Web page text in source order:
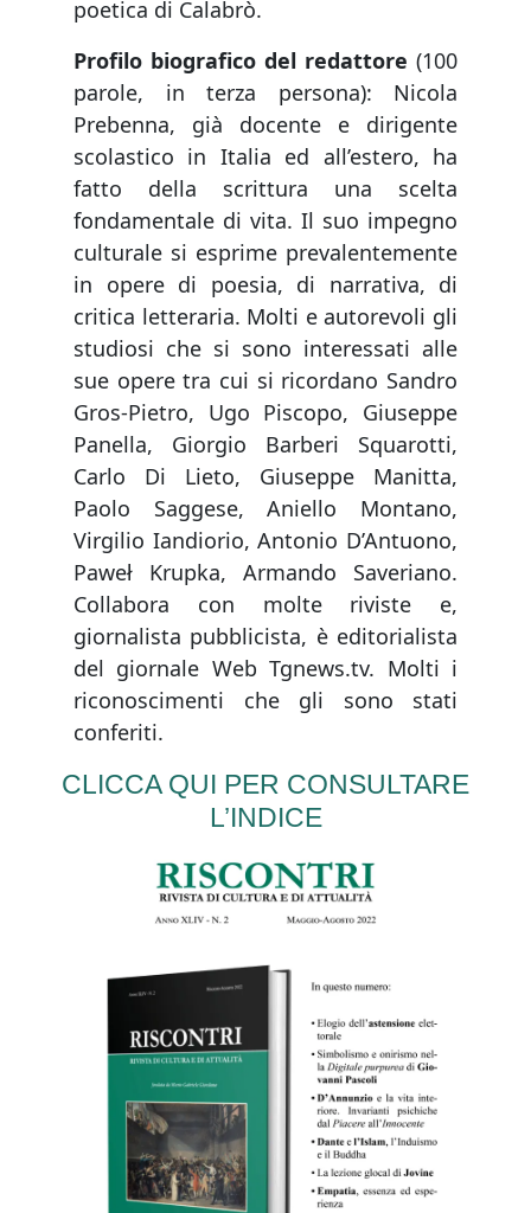
poetica di Calabrò.
Profilo biografico del redattore (100
parole, in terza persona): Nicola
Prebenna, già docente e dirigente
scolastico in Italia ed all’estero, ha
fatto della scrittura una scelta
fondamentale di vita. Il suo impegno
culturale si esprime prevalentemente
in opere di poesia, di narrativa, di
critica letteraria. Molti e autorevoli gli
studiosi che si sono interessati alle
sue opere tra cui si ricordano Sandro
Gros-Pietro, Ugo Piscopo, Giuseppe
Panella, Giorgio Barberi Squarotti,
Carlo Di Lieto, Giuseppe Manitta,
Paolo Saggese, Aniello Montano,
Virgilio Iandiorio, Antonio D’Antuono,
Paweł Krupka, Armando Saveriano.
Collabora con molte riviste e,
giornalista pubblicista, è editorialista
del giornale Web Tgnews.tv. Molti i
riconoscimenti che gli sono stati
conferiti.
CLICCA QUI PER CONSULTARE
L’INDICE